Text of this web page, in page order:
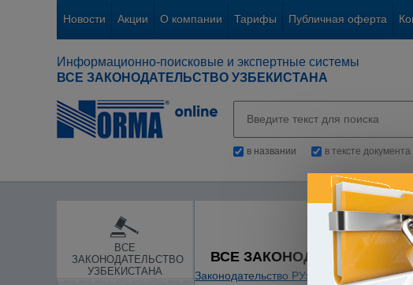
Новости Акции О компании Тарифы Публичная оферта
Информационно-поисковые и экспертные системы
ВСЕ ЗАКОНОДАТЕЛЬСТВО УЗБЕКИСТАНА
в названии в тексте документа
ВСЕ
ЗАКОНОДАТЕЛЬСТВО
УЗБЕКИСТАНА
ВСЕ ЗАКОНОДАТЕЛЬСТВО
Законодательство РУз Прокуратура.